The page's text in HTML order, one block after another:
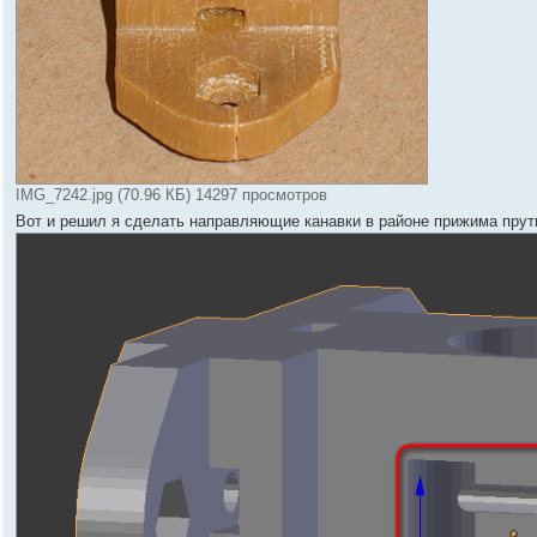
IMG_7242.jpg (70.96 КБ) 14297 просмотров
Вот и решил я сделать направляющие канавки в районе прижима